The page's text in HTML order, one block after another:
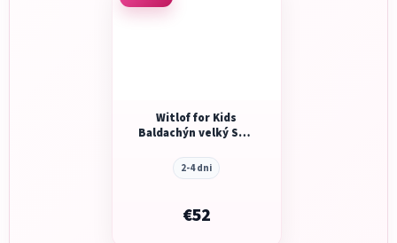
Witlof for Kids
Baldachýn velký Soft
2-4 dni
€52